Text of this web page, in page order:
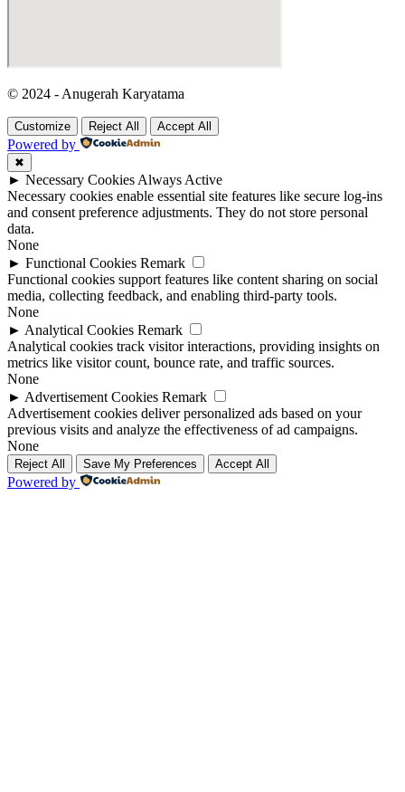
© 2024 - Anugerah Karyatama
Customize Reject All Accept All
Powered by
✖
► Necessary CookiesAlways Active
Necessary cookies enable essential site features like secure log-ins
and consent preference adjustments. They do not store personal
data.
None
► Functional Cookies Remark
Functional cookies support features like content sharing on social
media, collecting feedback, and enabling third-party tools.
None
► Analytical Cookies Remark
Analytical cookies track visitor interactions, providing insights on
metrics like visitor count, bounce rate, and traffic sources.
None
► Advertisement Cookies Remark
Advertisement cookies deliver personalized ads based on your
previous visits and analyze the effectiveness of ad campaigns.
None
Reject All Save My Preferences Accept All
Powered by